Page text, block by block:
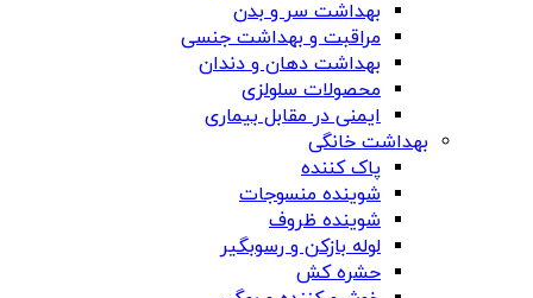
بهداشت سر و بدن
مراقبت و بهداشت جنسی
بهداشت دهان و دندان
محصولات سلولزی
ایمنی در مقابل بیماری
بهداشت خانگی
پاک کننده
شوینده منسوجات
شوینده ظروف
لوله بازکن و رسوبگیر
حشره کش